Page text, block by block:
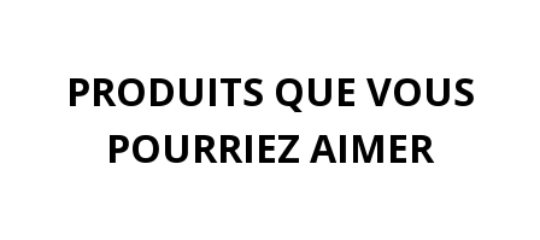
PRODUITS QUE VOUS
POURRIEZ AIMER